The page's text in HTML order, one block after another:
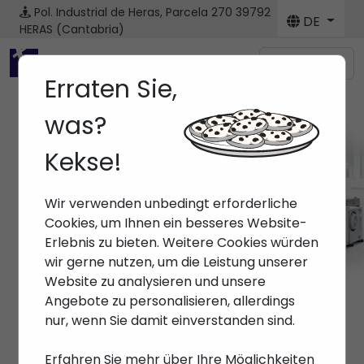
Pol. Industrial de Heras, Parcela 270 39792
HERAS (Cantabria)
DE
Menú
Erraten Sie,
was?
Kekse!
Wir verwenden unbedingt erforderliche
Cookies, um Ihnen ein besseres Website-
Erlebnis zu bieten. Weitere Cookies würden
wir gerne nutzen, um die Leistung unserer
Website zu analysieren und unsere
Angebote zu personalisieren, allerdings
nur, wenn Sie damit einverstanden sind.
Erfahren Sie mehr über Ihre Möglichkeiten